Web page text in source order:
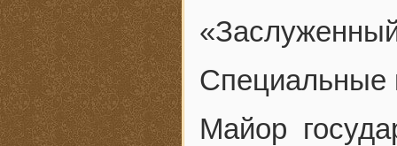
Специальные
Майор